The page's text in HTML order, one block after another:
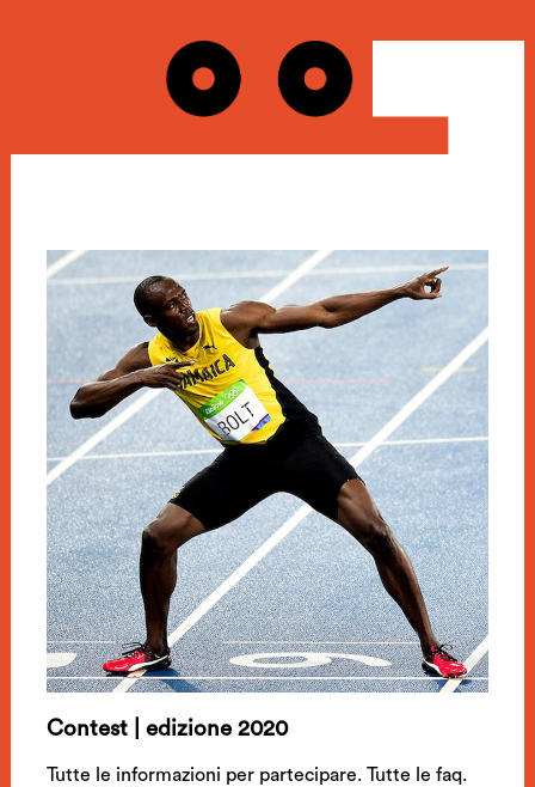
Contest | edizione 2020
Tutte le informazioni per partecipare. Tutte le faq.